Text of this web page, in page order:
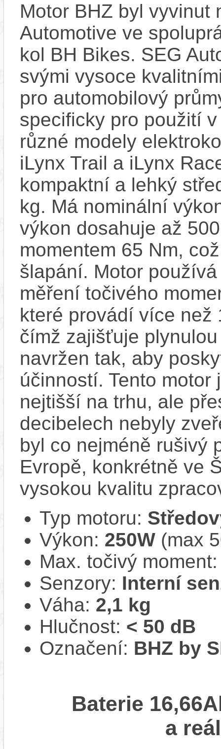
Motor BHZ byl vyvinut
Automotive ve
kol BH Bikes. SEG
svými vysoce
pro automobilový
specificky pro použití
různé modely
iLynx Trail a iLynx
kompaktní a lehký
kg. Má nominální
výkon dosahuje až
momentem 65 Nm,
šlapání. Motor
měření točivého
které provádí více než
čímž zajišťuje
navržen tak, aby
účinností​. Tento
nejtišší na trhu, ale
decibelech nebyly
byl co nejméně rušivý
Evropě, konkrétně ve
vysokou kvalitu
Typ motoru:
Výkon: 250W (max
Max. točivý
Senzory: Interní
Váha: 2,1 kg
Hlučnost: < 50 dB
Označení: BHZ by
Baterie
a